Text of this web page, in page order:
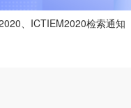
、ICTIEM2020检索通知